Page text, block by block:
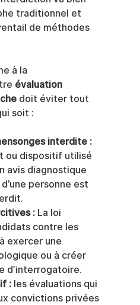
traditionnel et
de méthodes
à la
évaluation
doit éviter tout
soit :
interdite :
ou dispositif utilisé
avis diagnostique
personne est
: La loi
contre les
exercer une
ou à créer
d’interrogatoire.
: les évaluations qui
convictions privées